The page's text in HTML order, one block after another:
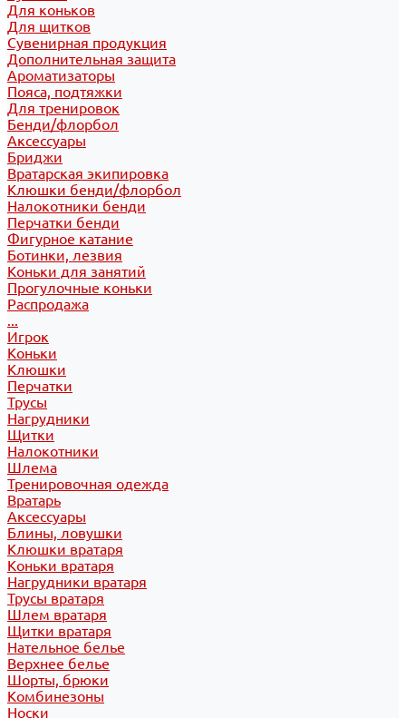
Для коньков
Для щитков
Сувенирная продукция
Дополнительная защита
Ароматизаторы
Пояса, подтяжки
Для тренировок
Бенди/флорбол
Аксессуары
Бриджи
Вратарская экипировка
Клюшки бенди/флорбол
Налокотники бенди
Перчатки бенди
Фигурное катание
Ботинки, лезвия
Коньки для занятий
Прогулочные коньки
Распродажа
...
Игрок
Коньки
Клюшки
Перчатки
Трусы
Нагрудники
Щитки
Налокотники
Шлема
Тренировочная одежда
Вратарь
Аксессуары
Блины, ловушки
Клюшки вратаря
Коньки вратаря
Нагрудники вратаря
Трусы вратаря
Шлем вратаря
Щитки вратаря
Нательное белье
Верхнее белье
Шорты, брюки
Комбинезоны
Носки